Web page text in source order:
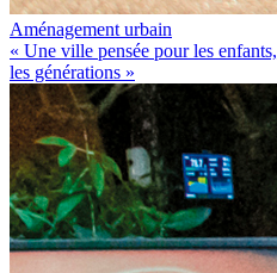
Aménagement urbain
« Une ville pensée pour les
les générations »